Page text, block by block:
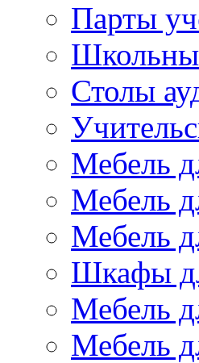
Парты
Столы
Мебель
Мебель
Мебель
Шкафы
Мебель
Мебель